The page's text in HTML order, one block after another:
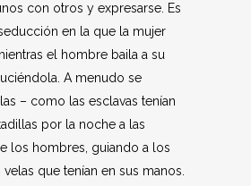
con otros y expresarse. Es
en la que la mujer
el hombre baila a su
A menudo se
– como las esclavas tenían
por la noche a las
los hombres, guiando a los
que tenían en sus manos.